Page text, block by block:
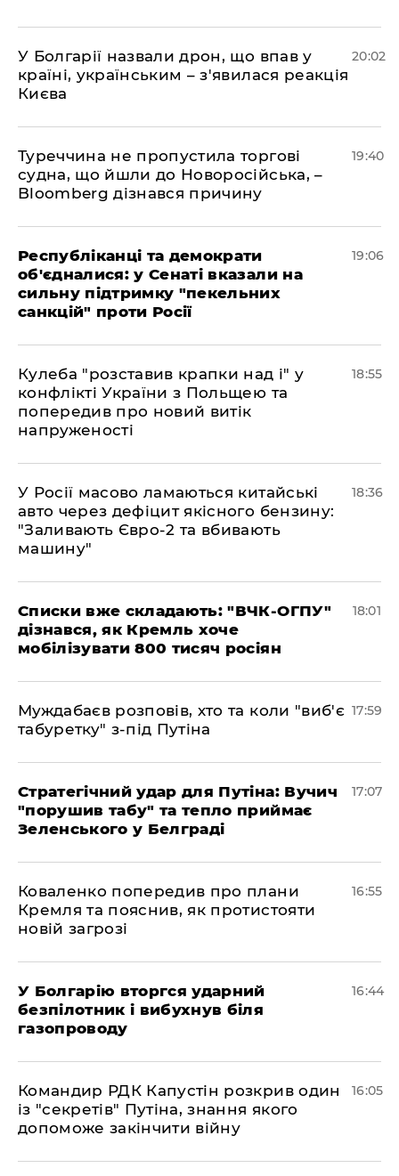
У Болгарії назвали дрон, що впав у
країні, українським – з'явилася реакція
Києва
20:02
Туреччина не пропустила торгові
судна, що йшли до Новоросійська, –
Bloomberg дізнався причину
19:40
Республіканці та демократи
об'єдналися: у Сенаті вказали на
сильну підтримку "пекельних
санкцій" проти Росії
19:06
Кулеба "розставив крапки над і" у
конфлікті України з Польщею та
попередив про новий витік
напруженості
18:55
У Росії масово ламаються китайські
авто через дефіцит якісного бензину:
"Заливають Євро-2 та вбивають
машину"
18:36
Списки вже складають: "ВЧК-ОГПУ"
дізнався, як Кремль хоче
мобілізувати 800 тисяч росіян
18:01
Муждабаєв розповів, хто та коли "виб'є
табуретку" з-під Путіна
17:59
Стратегічний удар для Путіна: Вучич
"порушив табу" та тепло приймає
Зеленського у Белграді
17:07
Коваленко попередив про плани
Кремля та пояснив, як протистояти
новій загрозі
16:55
У Болгарію вторгся ударний
безпілотник і вибухнув біля
газопроводу
16:44
Командир РДК Капустін розкрив один
із "секретів" Путіна, знання якого
допоможе закінчити війну
16:05